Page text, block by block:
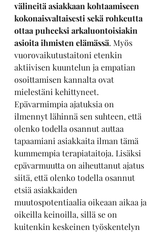
välineitä asiakkaan kohtaamiseen
kokonaisvaltaisesti sekä rohkeutta
ottaa puheeksi arkaluontoisiakin
asioita ihmisten elämässä. Myös
vuorovaikutustaitoni etenkin
aktiivisen kuuntelun ja empatian
osoittamisen kannalta ovat
mielestäni kehittyneet.
Epävarmimpia ajatuksia on
ilmennyt lähinnä sen suhteen, että
olenko todella osannut auttaa
tapaamiani asiakkaita ilman tämä
kummempia terapiataitoja. Lisäksi
epävarmuutta on aiheuttanut ajatus
siitä, että olenko todella osannut
etsiä asiakkaiden
muutospotentiaalia oikeaan aikaa ja
oikeilla keinoilla, sillä se on
kuitenkin keskeinen työskentelyn